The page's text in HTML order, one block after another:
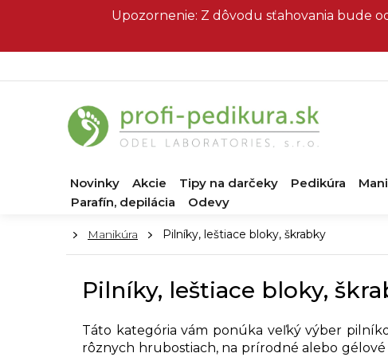
Upozornenie: Z dôvodu sťahovania bude
Novinky Akcie Tipy na darčeky Pedikúra
Parafín, depilácia
Odevy
DomovManikúra Pilníky, leštiace bloky, škrabky
Pilníky, leštiace bloky,
Táto kategória vám ponúka veľký výber
rôznych hrubostiach, na prírodné alebo